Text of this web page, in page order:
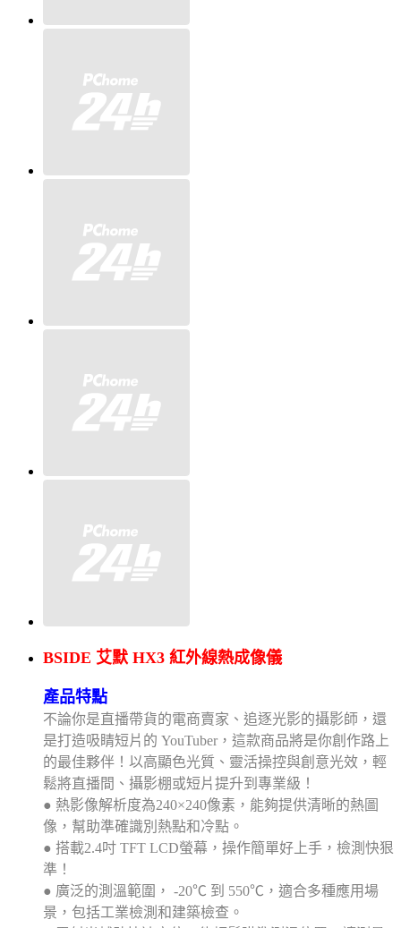
BSIDE 艾默 HX3 紅外線熱成像儀
產品特點
不論你是直播帶貨的電商賣家、追逐光影的攝影師，還
是打造吸睛短片的 YouTuber，這款商品將是你創作路上
的最佳夥伴！以高顯色光質、靈活操控與創意光效，輕
鬆將直播間、攝影棚或短片提升到專業級！
● 熱影像解析度為240×240像素，能夠提供清晰的熱圖
像，幫助準確識別熱點和冷點。
● 搭載2.4吋 TFT LCD螢幕，操作簡單好上手，檢測快狠
準！
● 廣泛的測溫範圍， -20℃ 到 550℃，適合多種應用場
景，包括工業檢測和建築檢查。